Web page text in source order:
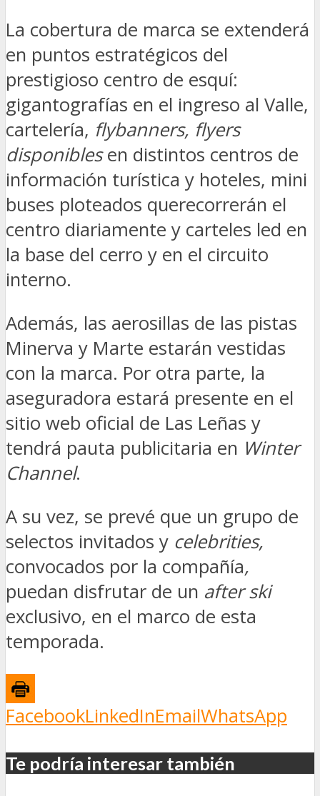
La cobertura de marca se extenderá
en puntos estratégicos del
prestigioso centro de esquí:
gigantografías en el ingreso al Valle,
cartelería, flybanners, flyers
disponiblesen distintos centros de
información turística y hoteles, mini
buses ploteados querecorrerán el
centro diariamente y carteles led en
la base del cerro y en el circuito
interno.
Además, las aerosillas de las pistas
Minerva y Marte estarán vestidas
con la marca. Por otra parte, la
aseguradora estará presente en el
sitio web oficial de Las Leñas y
tendrá pauta publicitaria en Winter
Channel.
A su vez, se prevé que un grupo de
selectos invitados y celebrities,
convocados por la compañía,
puedan disfrutar de un after ski
exclusivo, en el marco de esta
temporada.
FacebookLinkedInEmailWhatsApp
Te podría interesar también